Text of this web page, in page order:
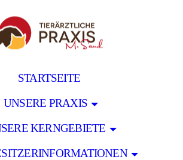
STARTSEITE
UNSERE PRAXIS
KERNGEBIETE